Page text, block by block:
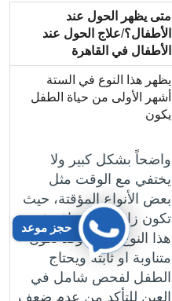
متى يظهر الحول عند
الأطفال؟/علاج الحول عند
الأطفال في القاهرة
يظهر هذا النوع في الستة
أشهر الأولى من حياة الطفل
يكون
واضحاً بشكل كبير ولا
يختفي مع الوقت مثل
بعض الأنواع المؤقتة، حيث
تكون زاوية الانحراف في
هذا النوع كبيرة وقد تكون
متناوبة او ثابتة ويحتاج
الطفل لفحص شامل في
العين للتأكد من عدم ضعف
حجز موعد